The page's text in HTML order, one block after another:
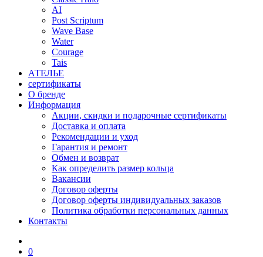
AI
Post Scriptum
Wave Base
Water
Courage
Tais
АТЕЛЬЕ
сертификаты
О бренде
Информация
Акции, скидки и подарочные сертификаты
Доставка и оплата
Рекомендации и уход
Гарантия и ремонт
Обмен и возврат
Как определить размер кольца
Вакансии
Договор оферты
Договор оферты индивидуальных заказов
Политика обработки персональных данных
Контакты
0